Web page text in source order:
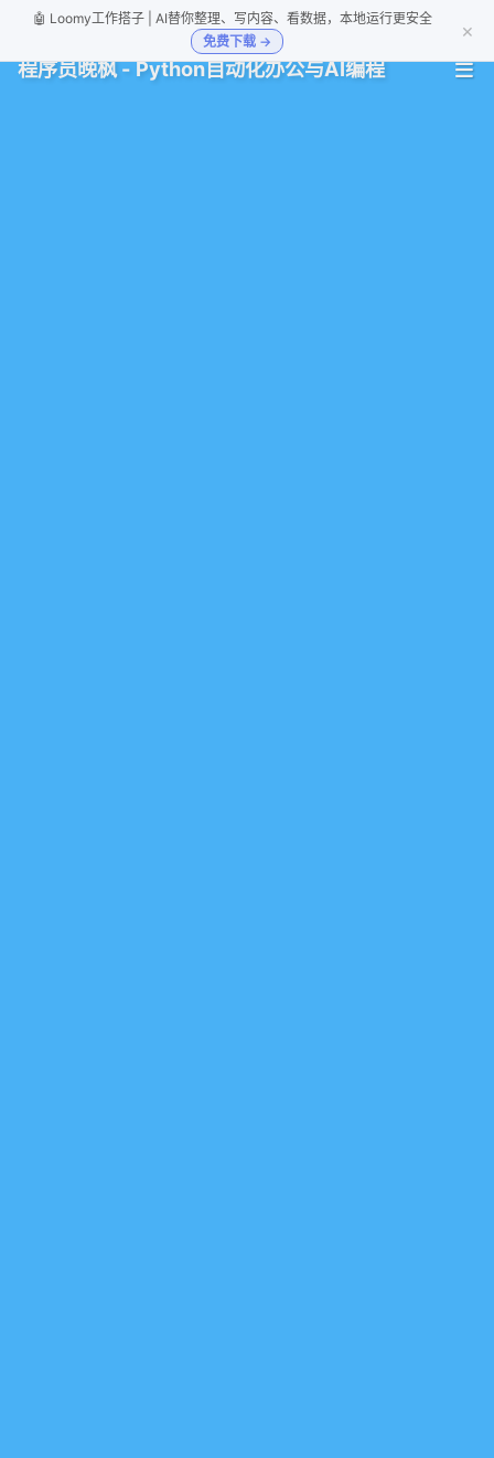
🤖 Loomy工作搭子 | AI替你整理、写内容、看数据，本地运行更安全
免费下载 →
×
程序员晚枫 - Python自动化办公与AI编程